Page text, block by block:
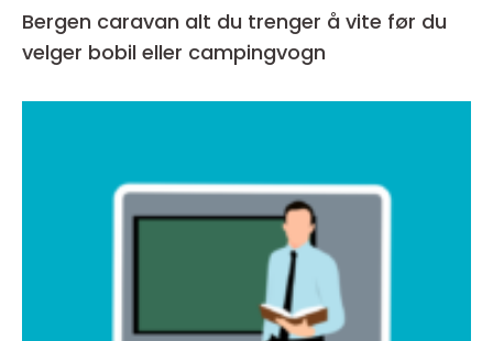
Bergen caravan alt du trenger å vite før du
velger bobil eller campingvogn